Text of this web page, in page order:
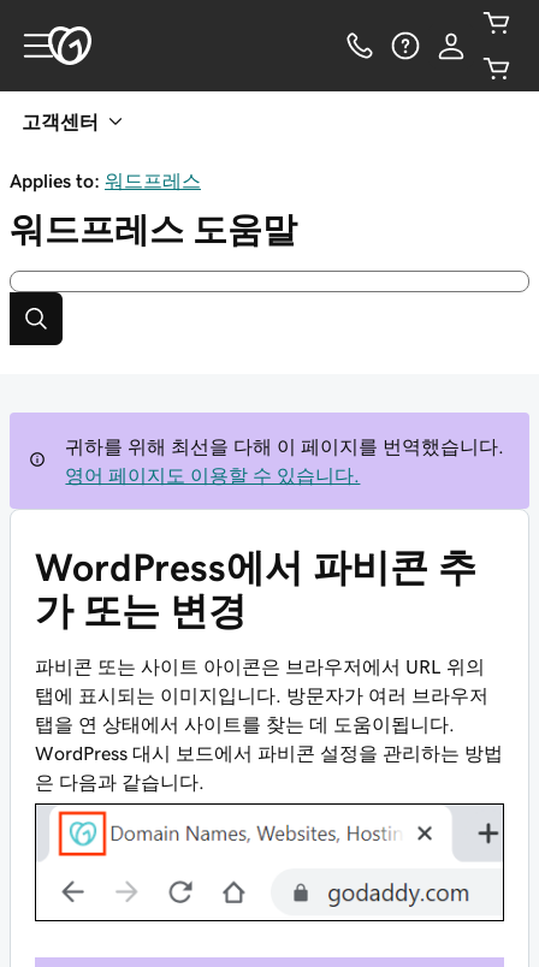
고객센터
Applies to: 워드프레스
워드프레스 도움말
귀하를 위해 최선을 다해 이 페이지를 번역했습니다.
영어 페이지도 이용할 수 있습니다.
WordPress에서 파비콘 추
가 또는 변경
파비콘 또는 사이트 아이콘은 브라우저에서 URL 위의
탭에 표시되는 이미지입니다. 방문자가 여러 브라우저
탭을 연 상태에서 사이트를 찾는 데 도움이됩니다.
WordPress 대시 보드에서 파비콘 설정을 관리하는 방법
은 다음과 같습니다.